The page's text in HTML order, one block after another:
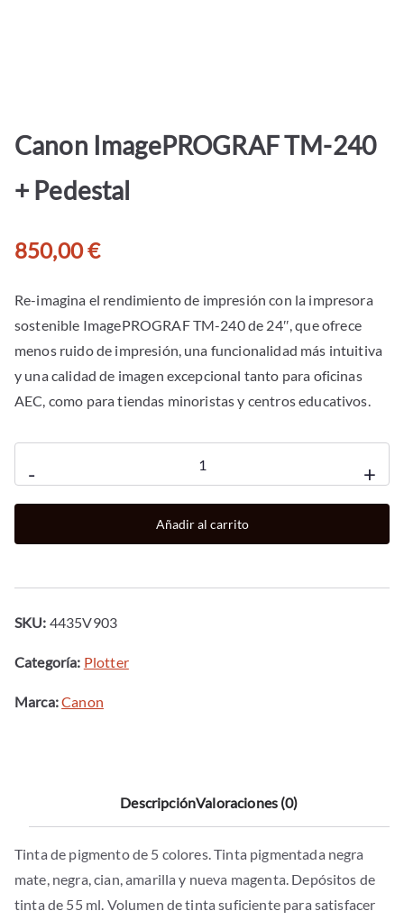
Canon ImagePROGRAF TM-240
+ Pedestal
850,00€
Re-imagina el rendimiento de impresión con la impresora
sostenible ImagePROGRAF TM-240 de 24″, que ofrece
menos ruido de impresión, una funcionalidad más intuitiva
y una calidad de imagen excepcional tanto para oficinas
AEC, como para tiendas minoristas y centros educativos.
-
ImagePROGRAF
TM-
+
Añadir al carrito
SKU: 4435V903
Categoría: Plotter
Marca:Canon
DescripciónValoraciones (0)
Tinta de pigmento de 5 colores. Tinta pigmentada negra
mate, negra, cian, amarilla y nueva magenta. Depósitos de
tinta de 55 ml. Volumen de tinta suficiente para satisfacer